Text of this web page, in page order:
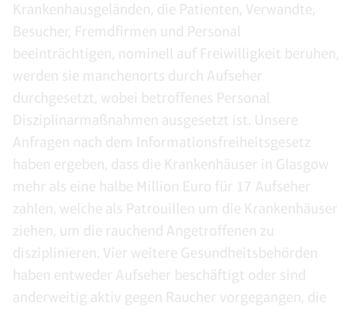
Krankenhausgeländen, die Patienten, Verwandte,
Besucher, Fremdfirmen und Personal
beeinträchtigen, nominell auf Freiwilligkeit beruhen,
werden sie manchenorts durch Aufseher
durchgesetzt, wobei betroffenes Personal
Disziplinarmaßnahmen ausgesetzt ist. Unsere
Anfragen nach dem Informationsfreiheitsgesetz
haben ergeben, dass die Krankenhäuser in Glasgow
mehr als eine halbe Million Euro für 17 Aufseher
zahlen, welche als Patrouillen um die Krankenhäuser
ziehen, um die rauchend Angetroffenen zu
disziplinieren. Vier weitere Gesundheitsbehörden
haben entweder Aufseher beschäftigt oder sind
anderweitig aktiv gegen Raucher vorgegangen, die